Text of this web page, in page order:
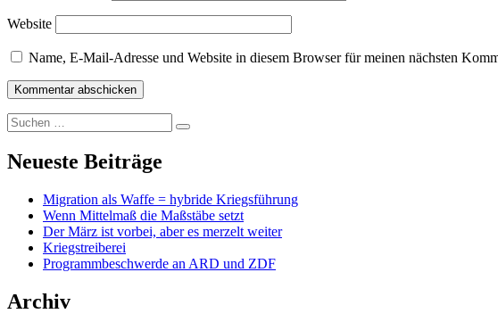
Website
Name, E-Mail-Adresse und Website in diesem Browser für meinen nächsten
Suchen
nach:
Suchen
Neueste Beiträge
Migration als Waffe = hybride Kriegsführung
Wenn Mittelmaß die Maßstäbe setzt
Der März ist vorbei, aber es merzelt weiter
Kriegstreiberei
Programmbeschwerde an ARD und ZDF
Archiv